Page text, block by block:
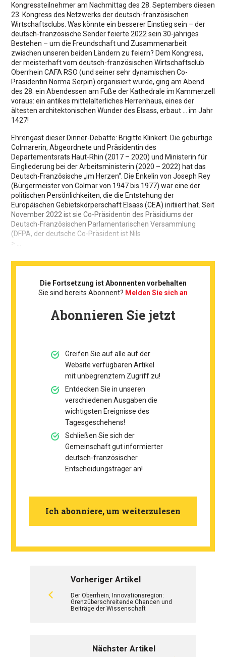
Kongressteilnehmer am Nachmittag des 28. Septembers diesen
23. Kongress des Netzwerks der deutsch-französischen
Wirtschaftsclubs. Was könnte ein besserer Einstieg sein – der
deutsch-französische Sender feierte 2022 sein 30-jähriges
Bestehen – um die Freundschaft und Zusammenarbeit
zwischen unseren beiden Ländern zu feiern? Dem Kongress,
der meisterhaft vom deutsch-französischen Wirtschaftsclub
Oberrhein CAFA RSO (und seiner sehr dynamischen Co-
Präsidentin Norma Serpin) organisiert wurde, ging am Abend
des 28. ein Abendessen am Fuße der Kathedrale im Kammerzell
voraus: ein antikes mittelalterliches Herrenhaus, eines der
ältesten architektonischen Wunder des Elsass, erbaut … im Jahr
1427!
Ehrengast dieser Dinner-Debatte: Brigitte Klinkert. Die gebürtige
Colmarerin, Abgeordnete und Präsidentin des
Departementsrats Haut-Rhin (2017 – 2020) und Ministerin für
Eingliederung bei der Arbeitsministerin (2020 – 2022) hat das
Deutsch-Französische „im Herzen“. Die Enkelin von Joseph Rey
(Bürgermeister von Colmar von 1947 bis 1977) war eine der
politischen Persönlichkeiten, die die Entstehung der
Europäischen Gebietskörperschaft Elsass (CEA) initiiert hat. Seit
November 2022 ist sie Co-Präsidentin des Präsidiums der
Deutsch-Französischen Parlamentarischen Versammlung
(DFPA, der deutsche Co-Präsident ist Nils
> ...
Die Fortsetzung ist Abonnenten vorbehalten
Sie sind bereits Abonnent? Melden Sie sich an
Abonnieren Sie jetzt
Greifen Sie auf alle auf der
Website verfügbaren Artikel
mit unbegrenztem Zugriff zu!
Entdecken Sie in unseren
verschiedenen Ausgaben die
wichtigsten Ereignisse des
Tagesgeschehens!
Schließen Sie sich der
Gemeinschaft gut informierter
deutsch-französischer
Entscheidungsträger an!
Ich abonniere, um weiterzulesen
Vorheriger Artikel
Der Oberrhein, Innovationsregion:
Grenzüberschreitende Chancen und
Beiträge der Wissenschaft
Nächster Artikel